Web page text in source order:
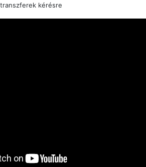
kérésre